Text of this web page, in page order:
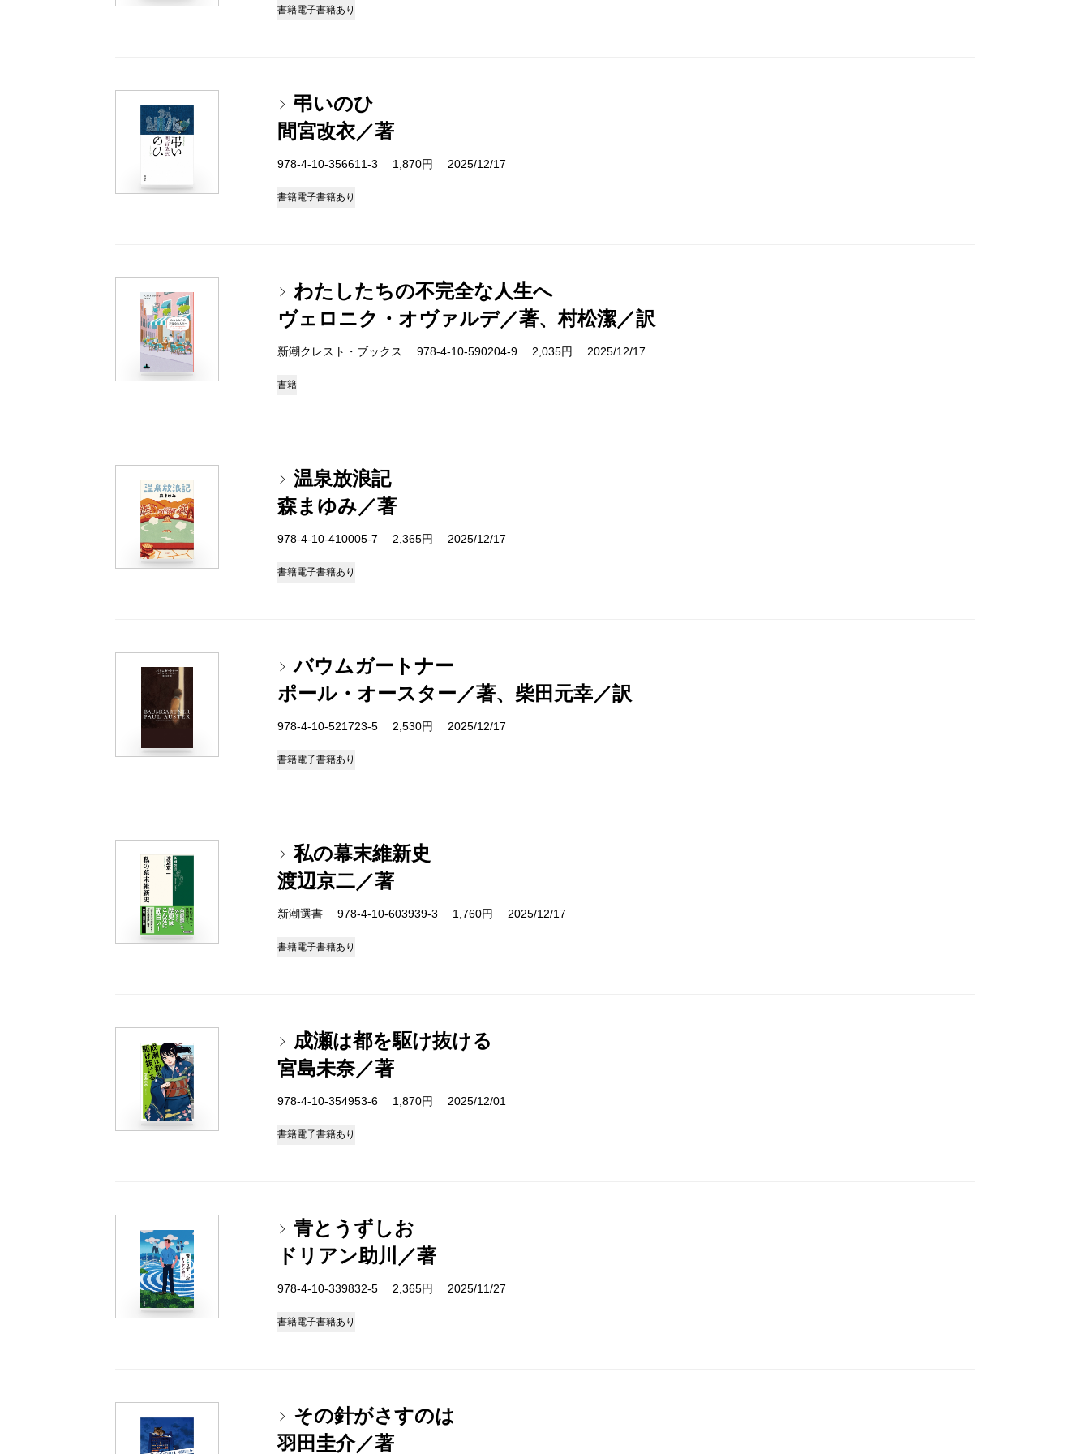
書籍電子書籍あり
弔いのひ
間宮改衣／著
978-4-10-356611-3 1,870円 2025/12/17
書籍電子書籍あり
わたしたちの不完全な人生へ
ヴェロニク・オヴァルデ／著、村松潔／訳
新潮クレスト・ブックス 978-4-10-590204-9 2,035円 2025/12/17
書籍
温泉放浪記
森まゆみ／著
978-4-10-410005-7 2,365円 2025/12/17
書籍電子書籍あり
バウムガートナー
ポール・オースター／著、柴田元幸／訳
978-4-10-521723-5 2,530円 2025/12/17
書籍電子書籍あり
私の幕末維新史
渡辺京二／著
新潮選書 978-4-10-603939-3 1,760円 2025/12/17
書籍電子書籍あり
成瀬は都を駆け抜ける
宮島未奈／著
978-4-10-354953-6 1,870円 2025/12/01
書籍電子書籍あり
青とうずしお
ドリアン助川／著
978-4-10-339832-5 2,365円 2025/11/27
書籍電子書籍あり
その針がさすのは
羽田圭介／著